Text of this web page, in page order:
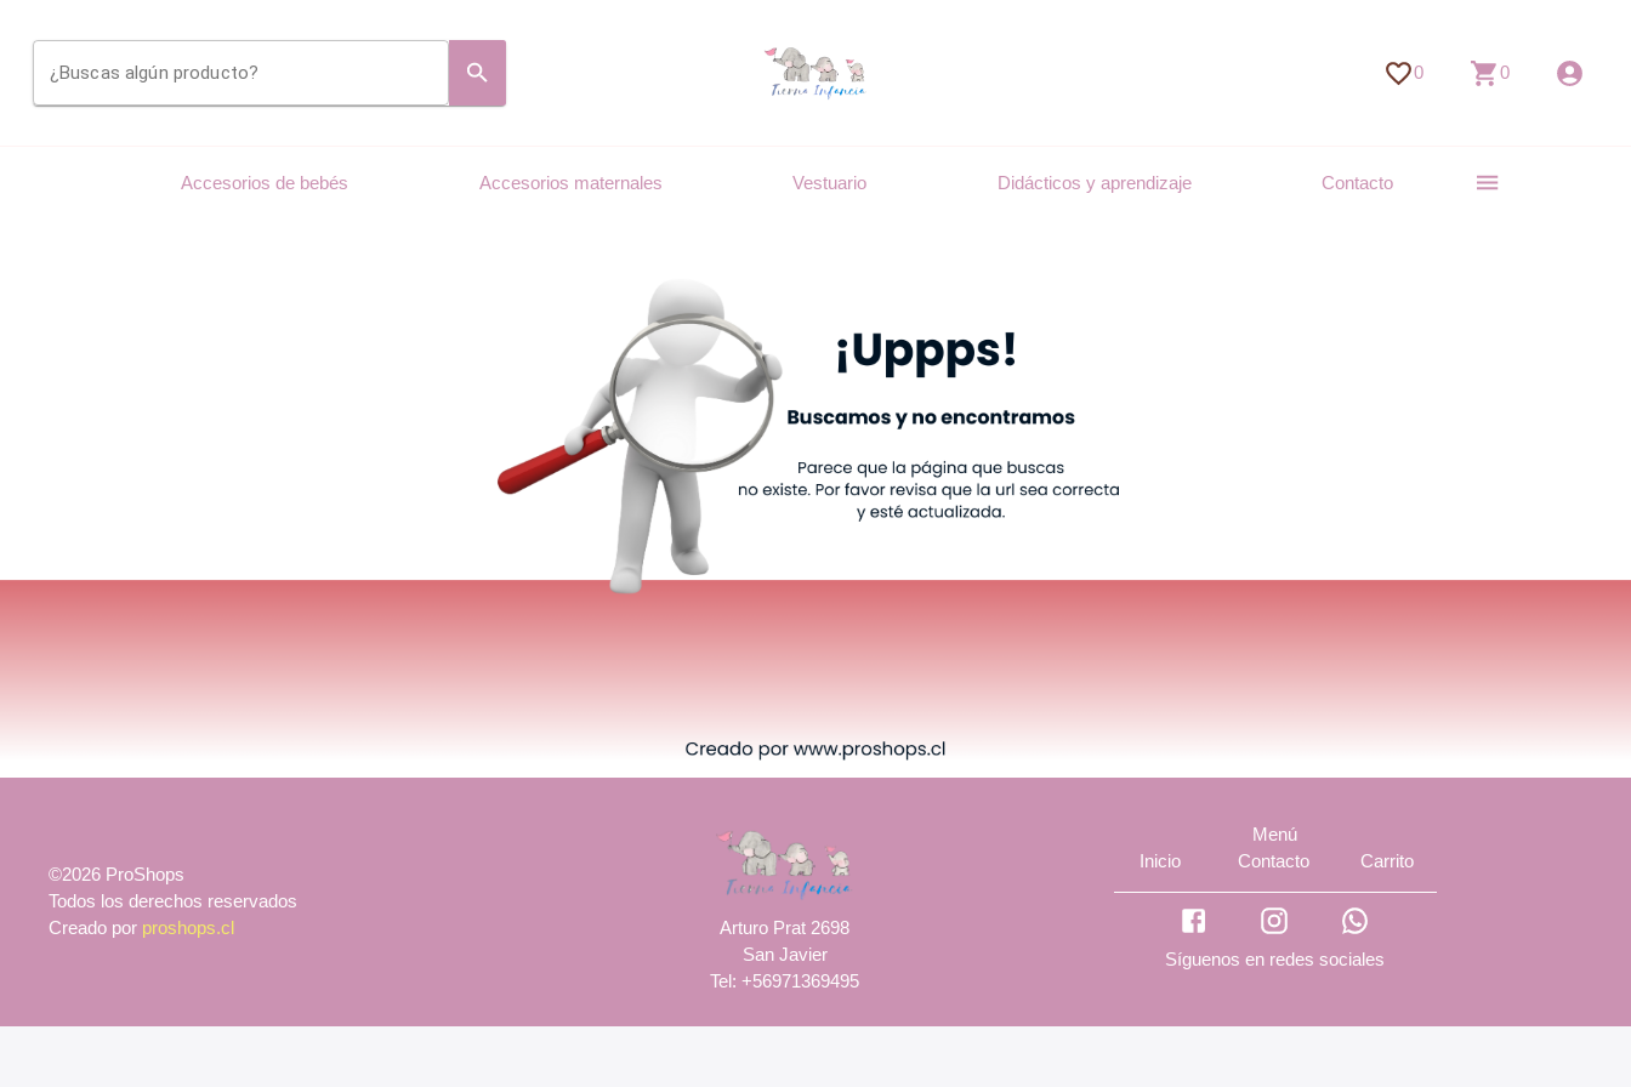
¿Buscas algún producto? 0 0
Accesorios de bebés Accesorios maternales Vestuario Didácticos y aprendizaje Contacto
©2026 ProShops
Todos los derechos reservados
Creado por proshops.cl
Arturo Prat 2698
San Javier
Tel: +56971369495
Menú
Inicio
Contacto Carrito
Síguenos en redes sociales